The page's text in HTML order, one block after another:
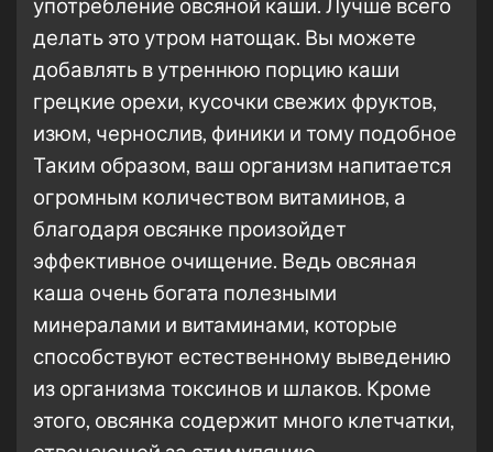
употребление овсяной каши. Лучше всего
делать это утром натощак. Вы можете
добавлять в утреннюю порцию каши
грецкие орехи, кусочки свежих фруктов,
изюм, чернослив, финики и тому подобное
Таким образом, ваш организм напитается
огромным количеством витаминов, а
благодаря овсянке произойдет
эффективное очищение. Ведь овсяная
каша очень богата полезными
минералами и витаминами, которые
способствуют естественному выведению
из организма токсинов и шлаков. Кроме
этого, овсянка содержит много клетчатки,